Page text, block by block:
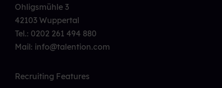
Ohligsmühle 3
42103 Wuppertal
Tel.: 0202 261 494 880
Mail: info@talention.com
Recruiting Features